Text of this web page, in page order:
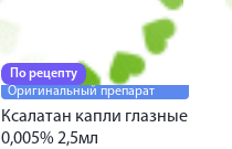
По рецепту
Оригинальный препарат
Ксалатан капли глазные
0,005% 2,5мл